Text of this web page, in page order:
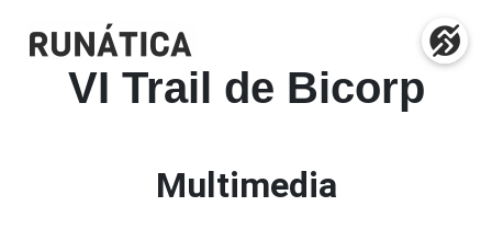
VI Trail de Bicorp
Multimedia